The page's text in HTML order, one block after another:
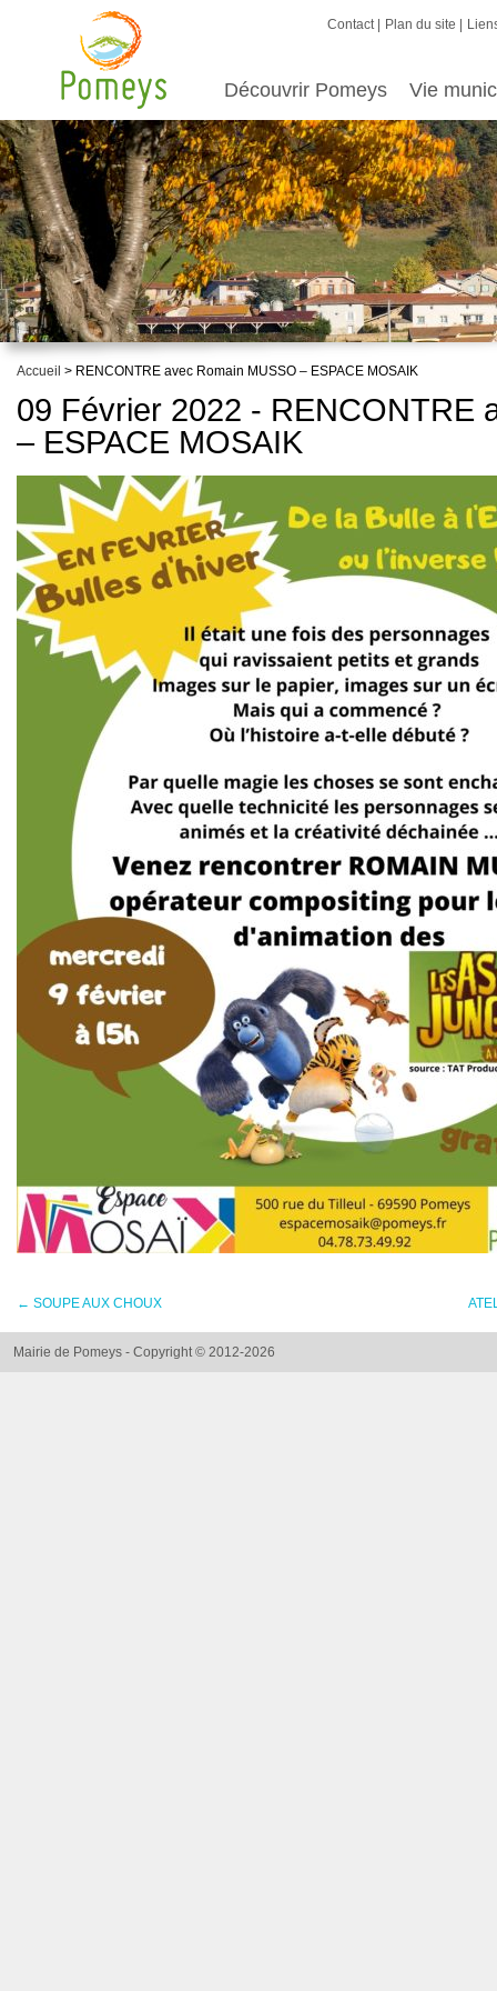
Contact Plan du site
Découvrir Pomeys Vie
Accueil > RENCONTRE avec Romain MUSSO – ESPACE MOSAIK
09 Février 2022 - RENCONTRE
– ESPACE MOSAIK
← SOUPE AUX CHOUX
Mairie de Pomeys - Copyright © 2012-2026